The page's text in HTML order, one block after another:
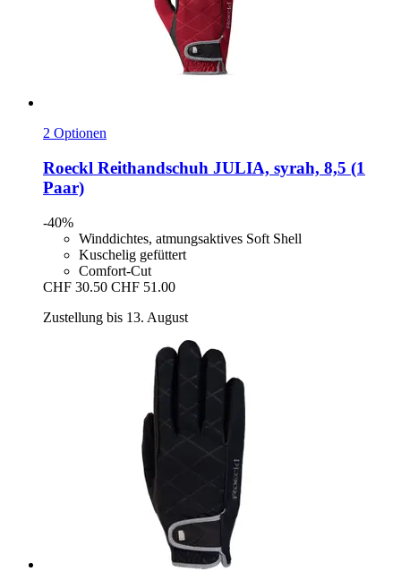
2 Optionen
Roeckl Reithandschuh JULIA, syrah, 8,5 (1
Paar)
-40%
Winddichtes, atmungsaktives Soft Shell
Kuschelig gefüttert
Comfort-Cut
CHF 30.50 CHF 51.00
Zustellung bis 13. August